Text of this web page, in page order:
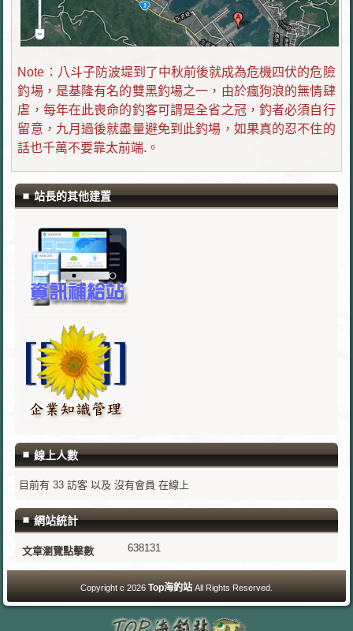
Note：八斗子防波堤到了中秋前後就成為危機四伏的危險
釣場，是基隆有名的雙黑釣場之一，由於瘋狗浪的無情肆
虐，每年在此喪命的釣客可謂是全省之冠，釣者必須自行
留意，九月過後就盡量避免到此釣場，如果真的忍不住的
話也千萬不要靠太前端.。
站長的其他建置
線上人數
目前有 33 訪客 以及 沒有會員 在線上
網站統計
文章瀏覽點擊數 638131
Copyright c 2026 Top海釣站 All Rights Reserved.